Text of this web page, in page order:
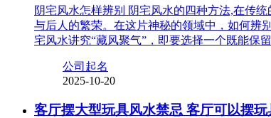
阴宅风水怎样辨别 阴宅风水的四种方法,在传
与后人的繁荣。在这片神秘的领域中，如何辨
宅风水讲究“藏风聚气”，即要选择一个既能保
公司起名
2025-10-20
客厅摆大型玩具风水禁忌 客厅可以摆玩